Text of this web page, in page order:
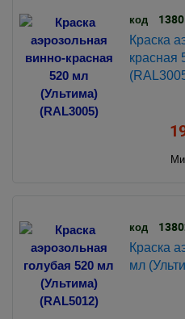
код
Краска
красная
код
Краска
мл